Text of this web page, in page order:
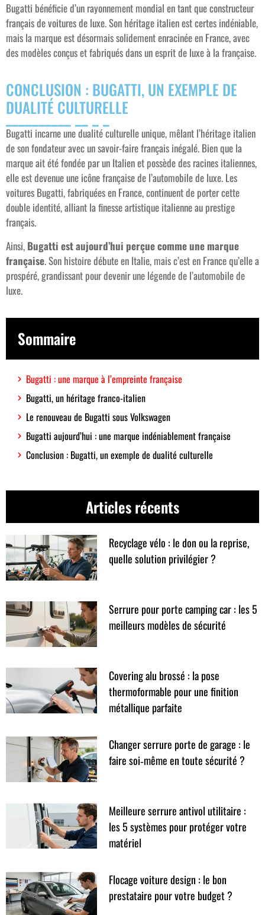
Bugatti bénéficie d’un rayonnement mondial en tant que constructeur
français de voitures de luxe. Son héritage italien est certes indéniable,
mais la marque est désormais solidement enracinée en France, avec
des modèles conçus et fabriqués dans un esprit de luxe à la française.
CONCLUSION : BUGATTI, UN EXEMPLE DE
DUALITÉ CULTURELLE
Bugatti incarne une dualité culturelle unique, mêlant l’héritage italien
de son fondateur avec un savoir-faire français inégalé. Bien que la
marque ait été fondée par un Italien et possède des racines italiennes,
elle est devenue une icône française de l’automobile de luxe. Les
voitures Bugatti, fabriquées en France, continuent de porter cette
double identité, alliant la finesse artistique italienne au prestige
français.
Ainsi, Bugatti est aujourd’hui perçue comme une marque
française. Son histoire débute en Italie, mais c’est en France qu’elle a
prospéré, grandissant pour devenir une légende de l’automobile de
luxe.
Sommaire
Bugatti : une marque à l’empreinte française
Bugatti, un héritage franco-italien
Le renouveau de Bugatti sous Volkswagen
Bugatti aujourd’hui : une marque indéniablement française
Conclusion : Bugatti, un exemple de dualité culturelle
Articles récents
Recyclage vélo : le don ou la reprise,
quelle solution privilégier ?
Serrure pour porte camping car : les 5
meilleurs modèles de sécurité
Covering alu brossé : la pose
thermoformable pour une finition
métallique parfaite
Changer serrure porte de garage : le
faire soi‑même en toute sécurité ?
Meilleure serrure antivol utilitaire :
les 5 systèmes pour protéger votre
matériel
Flocage voiture design : le bon
prestataire pour votre budget ?